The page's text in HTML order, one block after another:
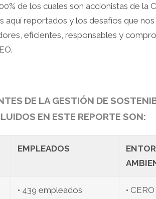
de los cuales son accionistas de la
aquí reportados y los desafíos que
eficientes, responsables y
DE LA GESTIÓN DE
EN ESTE REPORTE SON:
EMPLEADOS
• 439 empleados
•